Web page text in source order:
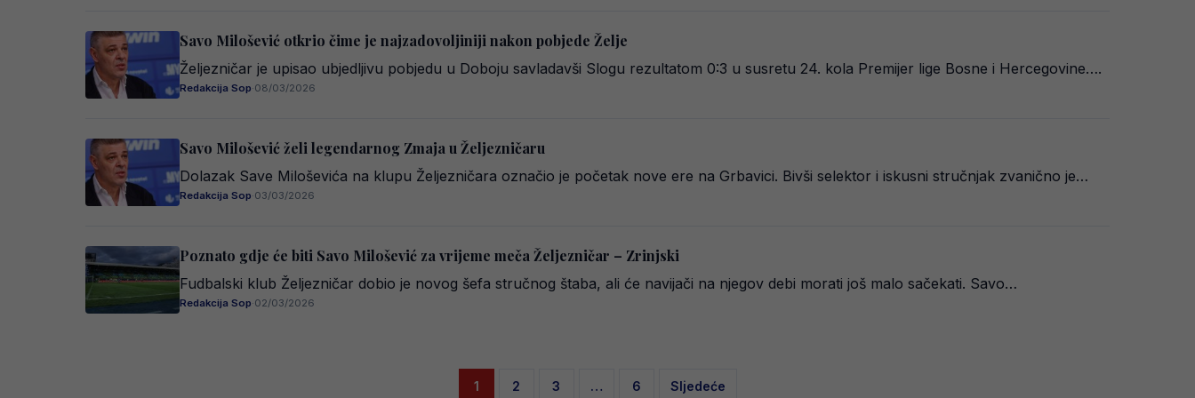
Savo Milošević otkrio čime je najzadovoljiniji nakon pobjede Želje
Željezničar je upisao ubjedljivu pobjedu u Doboju savladavši Slogu rezultatom 0:3 u susretu 24. kola Premijer lige Bosne i Hercegovine….
Redakcija Sop·08/03/2026
Savo Milošević želi legendarnog Zmaja u Željezničaru
Dolazak Save Miloševića na klupu Željezničara označio je početak nove ere na Grbavici. Bivši selektor i iskusni stručnjak zvanično je…
Redakcija Sop·03/03/2026
Poznato gdje će biti Savo Milošević za vrijeme meča Željezničar – Zrinjski
Fudbalski klub Željezničar dobio je novog šefa stručnog štaba, ali će navijači na njegov debi morati još malo sačekati. Savo…
Redakcija Sop·02/03/2026
Posts
1 2 3 … 6 Sljedeće